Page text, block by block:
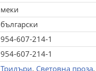
меки
български
954-607-214-1
954-607-214-1
Трилъри, Световна проза,